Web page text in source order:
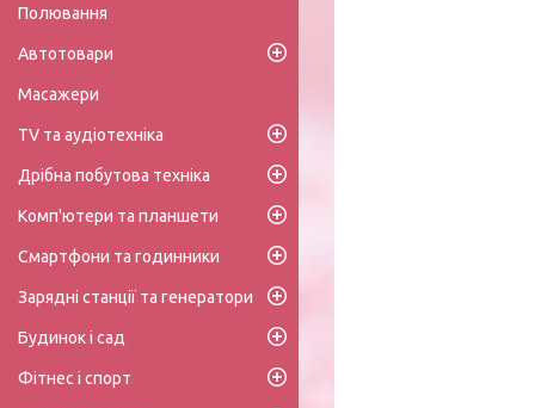
Полювання
Автотовари
Масажери
TV та аудіотехніка
Дрібна побутова техніка
Комп'ютери та планшети
Смартфони та годинники
Зарядні станції та генератори
Будинок і сад
Фітнес і спорт